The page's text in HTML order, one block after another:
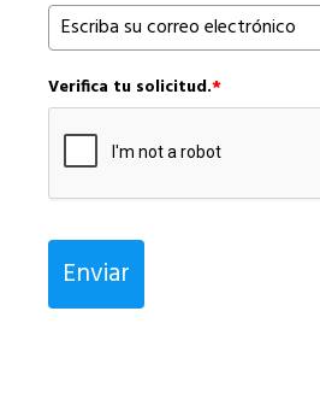
Verifica tu solicitud.*
Enviar